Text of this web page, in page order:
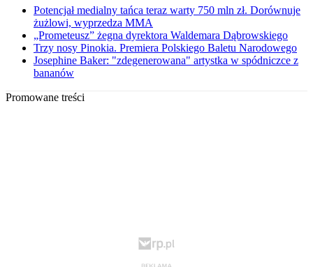
Potencjał medialny tańca teraz warty 750 mln zł. Dorównuje
żużlowi, wyprzedza MMA
„Prometeusz” żegna dyrektora Waldemara Dąbrowskiego
Trzy nosy Pinokia. Premiera Polskiego Baletu Narodowego
Josephine Baker: "zdegenerowana" artystka w spódniczce z
bananów
Promowane treści